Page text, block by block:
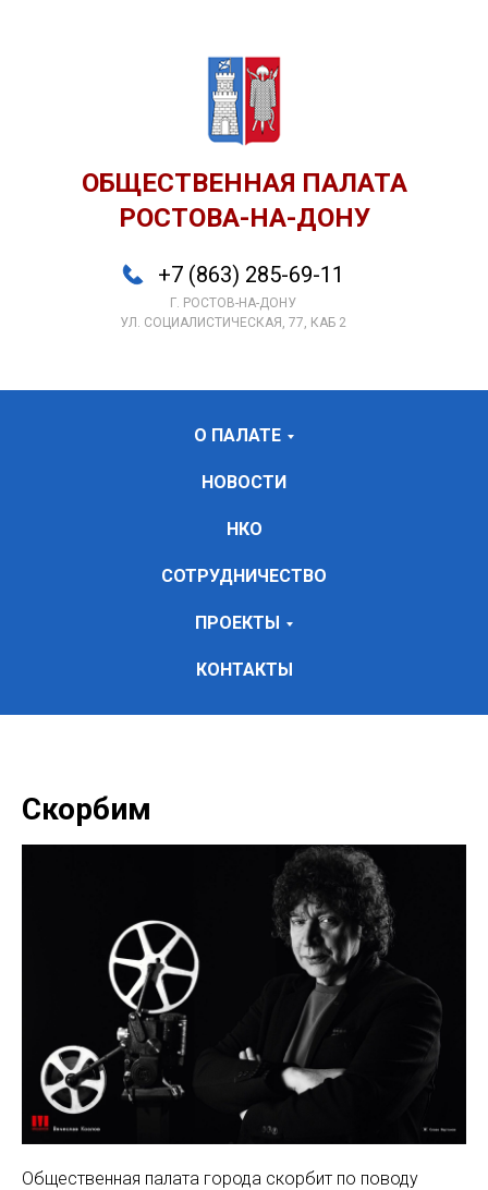
ОБЩЕСТВЕННАЯ ПАЛАТА
РОСТОВА-НА-ДОНУ
+7 (863) 285-69-11
Г. РОСТОВ-НА-ДОНУ
УЛ. СОЦИАЛИСТИЧЕСКАЯ, 77, КАБ 2
О ПАЛАТЕ
НОВОСТИ
НКО
СОТРУДНИЧЕСТВО
ПРОЕКТЫ
КОНТАКТЫ
Скорбим
Общественная палата города скорбит по поводу